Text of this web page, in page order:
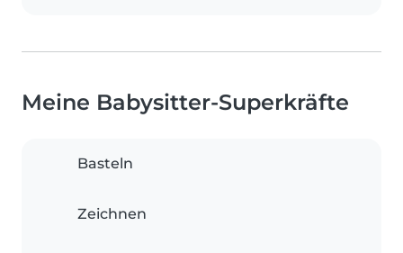
Meine Babysitter-Superkräfte
Basteln
Zeichnen